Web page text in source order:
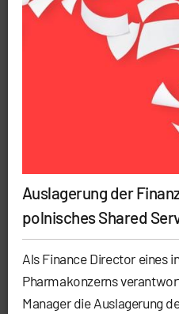
Auslagerung der
polnisches Shared
Als Finance Director eines
Pharmakonzerns
Manager die Auslagerung